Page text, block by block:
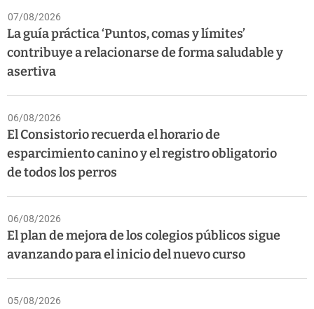
07/08/2026
La guía práctica ‘Puntos, comas y límites’
contribuye a relacionarse de forma saludable y
asertiva
06/08/2026
El Consistorio recuerda el horario de
esparcimiento canino y el registro obligatorio
de todos los perros
06/08/2026
El plan de mejora de los colegios públicos sigue
avanzando para el inicio del nuevo curso
05/08/2026